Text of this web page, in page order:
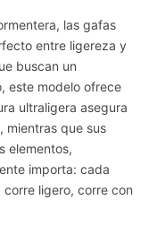
las gafas
entre ligereza y
buscan un
este modelo ofrece
ultraligera asegura
mientras que sus
elementos,
importa: cada
corre ligero, corre con